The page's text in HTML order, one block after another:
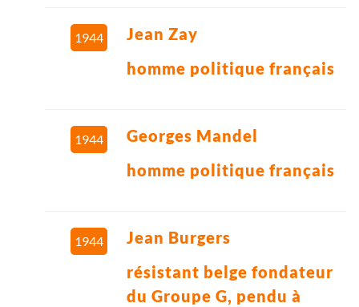
1944
Jean Zay
homme politique français
1944
Georges Mandel
homme politique français
1944
Jean Burgers
résistant belge fondateur
du Groupe G, pendu à